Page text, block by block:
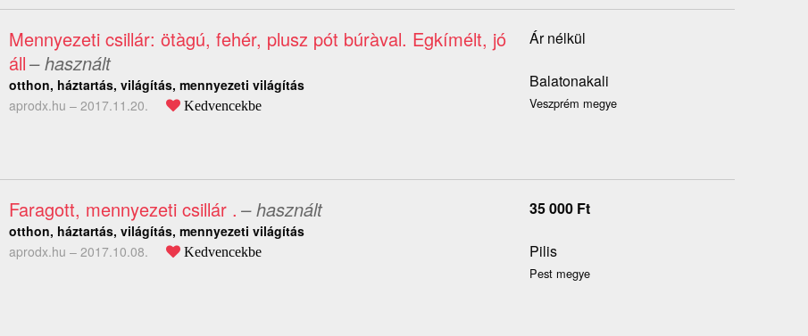
Mennyezeti csillár: ötàgú, fehér, plusz pót búràval. Egkímélt, jó
áll– használt
otthon, háztartás, világítás, mennyezeti világítás
aprodx.hu – 2017.11.20. Kedvencekbe
Ár nélkül
Balatonakali
Veszprém megye
Faragott, mennyezeti csillár . – használt
otthon, háztartás, világítás, mennyezeti világítás
aprodx.hu – 2017.10.08. Kedvencekbe
35 000 Ft
Pilis
Pest megye